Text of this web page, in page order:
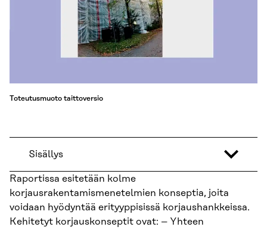
Toteutusmuoto taittoversio
Sisällys
Raportissa esitetään kolme
korjausrakentamismenetelmien konseptia, joita
voidaan hyödyntää erityyppisissä korjaushankkeissa.
Kehitetyt korjauskonseptit ovat: – Yhteen